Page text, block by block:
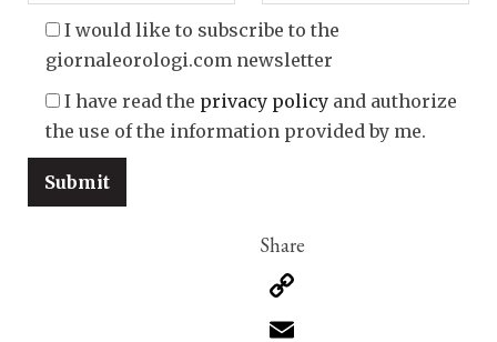
I would like to subscribe to the
giornaleorologi.com newsletter
I have read the privacy policy and authorize
the use of the information provided by me.